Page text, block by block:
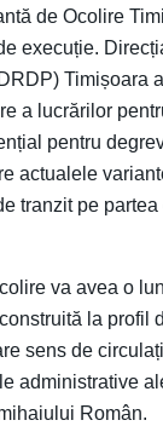
de Ocolire
execuție.
Timișoara
a lucrărilor
pentru
actualele
tranzit pe partea
va avea o
la profil
sens de
administrative
Român.